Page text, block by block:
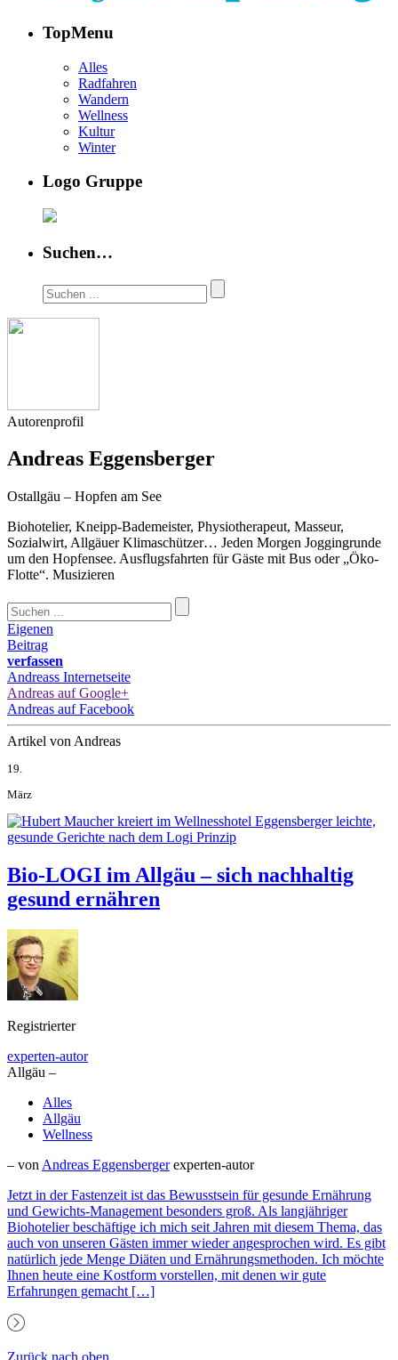
TopMenu
Alles
Radfahren
Wandern
Wellness
Kultur
Winter
Logo Gruppe
Suchen…
Autorenprofil
Andreas Eggensberger
Ostallgäu – Hopfen am See
Biohotelier, Kneipp-Bademeister, Physiotherapeut, Masseur,
Sozialwirt, Allgäuer Klimaschützer… Jeden Morgen Joggingrunde
um den Hopfensee. Ausflugsfahrten für Gäste mit Bus oder „Öko-
Flotte“. Musizieren
Eigenen
Beitrag
verfassen
Andreass Internetseite
Andreas auf Google+
Andreas auf Facebook
Artikel von Andreas
19.
März
Bio-LOGI im Allgäu – sich nachhaltig
gesund ernähren
Registrierter
experten-autor
Allgäu –
Alles
Allgäu
Wellness
– von Andreas Eggensberger experten-autor
Jetzt in der Fastenzeit ist das Bewusstsein für gesunde Ernährung
und Gewichts-Management besonders groß. Als langjähriger
Biohotelier beschäftige ich mich seit Jahren mit diesem Thema, das
auch von unseren Gästen immer wieder angesprochen wird. Es gibt
natürlich jede Menge Diäten und Ernährungsmethoden. Ich möchte
Ihnen heute eine Kostform vorstellen, mit denen wir gute
Erfahrungen gemacht […]